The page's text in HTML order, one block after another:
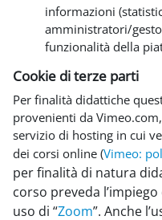
informazioni
amministratori/
funzionalità della
Cookie di terze parti
Per finalità didattiche
provenienti da
servizio di hosting in cui
dei corsi online (Vimeo:
per finalità di natura
corso preveda
uso di “Zoom”. Anche